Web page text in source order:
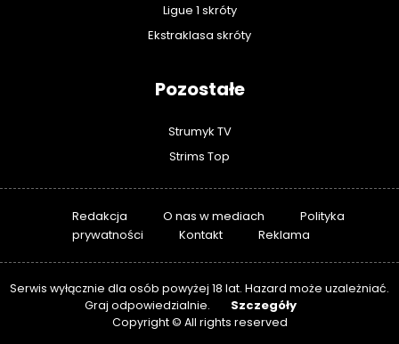
Ligue 1 skróty
Ekstraklasa skróty
Pozostałe
Strumyk TV
Strims Top
Redakcja O nas w mediach
Polityka
prywatności
Kontakt Reklama
Serwis wyłącznie dla osób powyżej 18 lat. Hazard może uzależniać.
Graj odpowiedzialnie.
Szczegóły
Copyright © All rights reserved